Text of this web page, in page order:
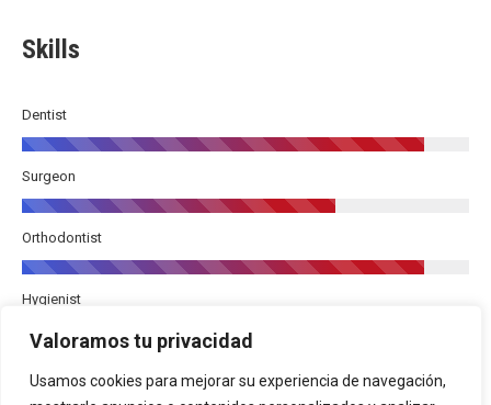
Valoramos tu privacidad
Usamos cookies para mejorar su experiencia de navegación,
Skills
Dentist
Surgeon
Orthodontist
Hygienist